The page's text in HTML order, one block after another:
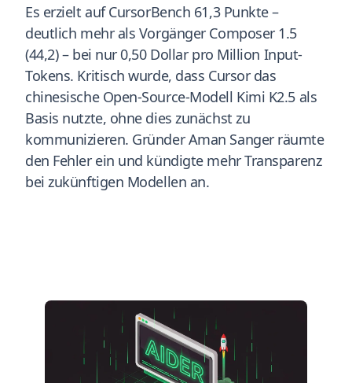
Es erzielt auf CursorBench 61,3 Punkte –
deutlich mehr als Vorgänger Composer 1.5
(44,2) – bei nur 0,50 Dollar pro Million Input-
Tokens. Kritisch wurde, dass Cursor das
chinesische Open-Source-Modell Kimi K2.5 als
Basis nutzte, ohne dies zunächst zu
kommunizieren. Gründer Aman Sanger räumte
den Fehler ein und kündigte mehr Transparenz
bei zukünftigen Modellen an.